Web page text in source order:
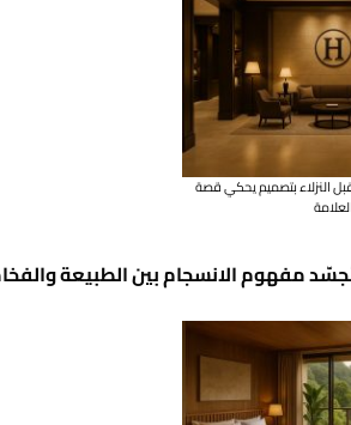
النزلاء بتصميم يحكي قصة
العلامة
مفهوم الانسجام بين الطبيعة